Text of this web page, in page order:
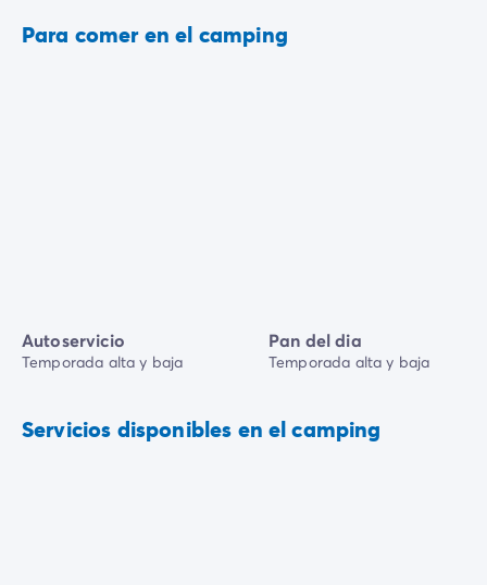
Para comer en el camping
Autoservicio
Temporada alta y baja
Pan del dia
Temporada alta y baja
Servicios disponibles en el camping